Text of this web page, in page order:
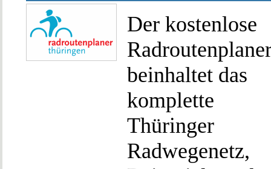
Der kostenlose
beinhaltet das
komplette
Thüringer
Radwegenetz,